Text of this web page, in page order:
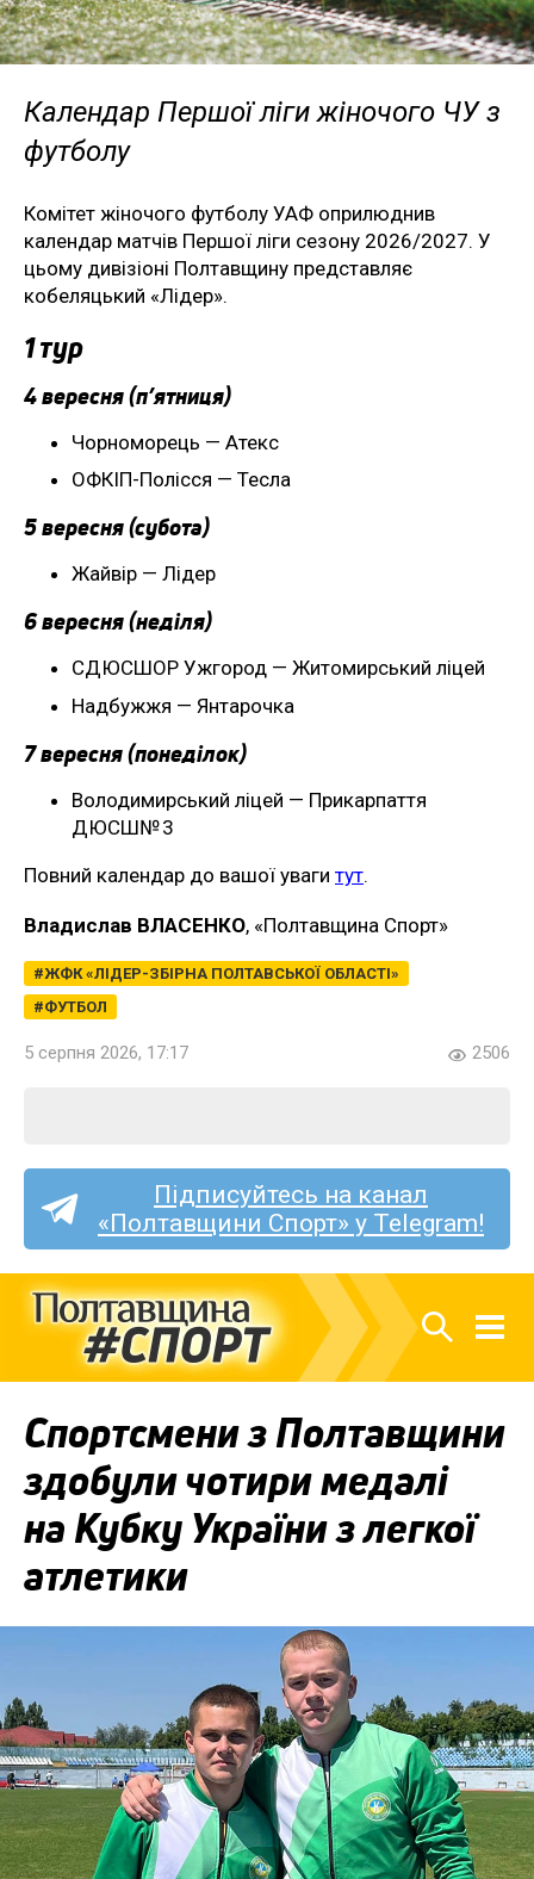
Календар Першої ліги жіночого ЧУ з
футболу
Комітет жіночого футболу УАФ оприлюднив
календар матчів Першої ліги сезону 2026/2027. У
цьому дивізіоні Полтавщину представляє
кобеляцький «Лідер».
1 тур
4 вересня (п’ятниця)
Чорноморець — Атекс
ОФКІП-Полісся — Тесла
5 вересня (субота)
Жайвір — Лідер
6 вересня (неділя)
СДЮСШОР Ужгород — Житомирський ліцей
Надбужжя — Янтарочка
7 вересня (понеділок)
Володимирський ліцей — Прикарпаття
ДЮСШ№ 3
Повний календар до вашої уваги тут.
Владислав ВЛАСЕНКО, «Полтавщина Спорт»
ЖФК «ЛІДЕР-ЗБІРНА ПОЛТАВСЬКОЇ ОБЛАСТІ»
ФУТБОЛ
5 серпня 2026, 17:17 2506
Підписуйтесь на канал
«Полтавщини Спорт» у Telegram!
Спортсмени з Полтавщини
здобули чотири медалі
на Кубку України з легкої
атлетики